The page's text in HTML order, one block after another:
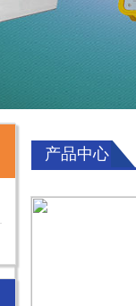
产品中心